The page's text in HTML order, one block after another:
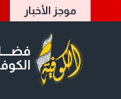
موجز الأخبار